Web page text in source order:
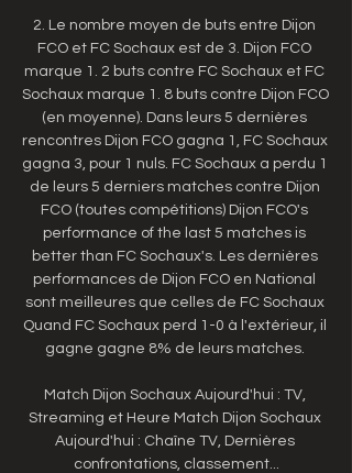
2. Le nombre moyen de buts entre Dijon
FCO et FC Sochaux est de 3. Dijon FCO
marque 1. 2 buts contre FC Sochaux et FC
Sochaux marque 1. 8 buts contre Dijon FCO
(en moyenne). Dans leurs 5 dernières
rencontres Dijon FCO gagna 1, FC Sochaux
gagna 3, pour 1 nuls. FC Sochaux a perdu 1
de leurs 5 derniers matches contre Dijon
FCO (toutes compétitions) Dijon FCO's
performance of the last 5 matches is
better than FC Sochaux's. Les dernières
performances de Dijon FCO en National
sont meilleures que celles de FC Sochaux
Quand FC Sochaux perd 1-0 à l'extérieur, il
gagne gagne 8% de leurs matches.
Match Dijon Sochaux Aujourd'hui : TV,
Streaming et Heure Match Dijon Sochaux
Aujourd'hui : Chaîne TV, Dernières
confrontations, classement...